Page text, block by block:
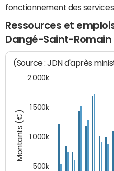
fonctionnement des
Ressources et
Dangé-Saint-Romain
Montants (€)
(Source : JDN d'après
500k
1 000k
1 500k
2 000k